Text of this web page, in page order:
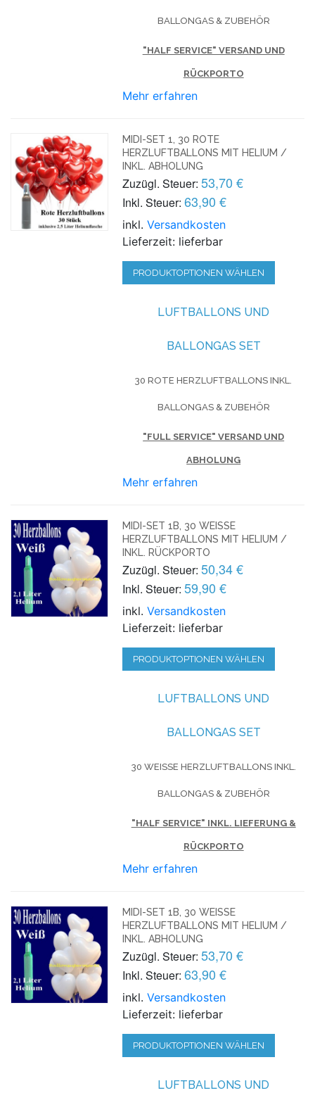
BALLONGAS & ZUBEHÖR
"HALF SERVICE" VERSAND UND
RÜCKPORTO
Mehr erfahren
MIDI-SET 1, 30 ROTE
HERZLUFTBALLONS MIT HELIUM /
INKL. ABHOLUNG
Zuzügl. Steuer: 53,70 €
Inkl. Steuer: 63,90 €
inkl.Versandkosten
Lieferzeit: lieferbar
PRODUKTOPTIONEN WÄHLEN
LUFTBALLONS UND
BALLONGAS SET
30 ROTE HERZLUFTBALLONS INKL.
BALLONGAS & ZUBEHÖR
"FULL SERVICE" VERSAND UND
ABHOLUNG
Mehr erfahren
MIDI-SET 1B, 30 WEISSE H
ERZLUFTBALLONS MIT HELIUM / I
NKL. RÜCKPORTO
Zuzügl. Steuer: 50,34 €
Inkl. Steuer: 59,90 €
inkl.Versandkosten
Lieferzeit: lieferbar
PRODUKTOPTIONEN WÄHLEN
LUFTBALLONS UND
BALLONGAS SET
30 WEISSE HERZLUFTBALLONS INKL.
BALLONGAS & ZUBEHÖR
"HALF SERVICE" INKL. LIEFERUNG &
RÜCKPORTO
Mehr erfahren
MIDI-SET 1B, 30 WEISSE H
ERZLUFTBALLONS MIT HELIUM / I
NKL. ABHOLUNG
Zuzügl. Steuer: 53,70 €
Inkl. Steuer: 63,90 €
inkl.Versandkosten
Lieferzeit: lieferbar
PRODUKTOPTIONEN WÄHLEN
LUFTBALLONS UND